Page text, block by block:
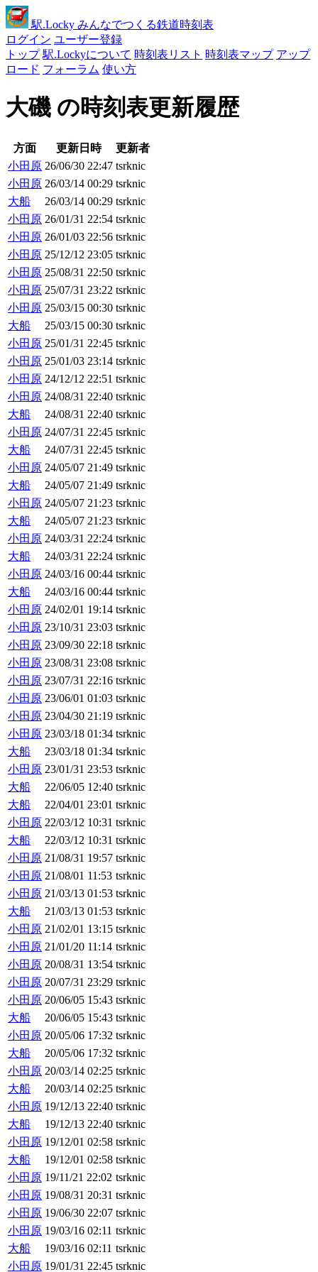
駅.Locky みんなでつくる鉄道時刻表
ログイン ユーザー登録
トップ 駅.Lockyについて 時刻表リスト 時刻表マップ アップ
ロード フォーラム 使い方
大磯 の時刻表更新履歴
方面 更新日時
更新者
小田原 26/06/30 22:47 tsrknic
小田原 26/03/14 00:29 tsrknic
大船
26/03/14 00:29 tsrknic
小田原 26/01/31 22:54 tsrknic
小田原 26/01/03 22:56 tsrknic
小田原 25/12/12 23:05 tsrknic
小田原 25/08/31 22:50 tsrknic
小田原 25/07/31 23:22 tsrknic
小田原 25/03/15 00:30 tsrknic
大船
25/03/15 00:30 tsrknic
小田原 25/01/31 22:45 tsrknic
小田原 25/01/03 23:14 tsrknic
小田原 24/12/12 22:51 tsrknic
小田原 24/08/31 22:40 tsrknic
大船
24/08/31 22:40 tsrknic
小田原 24/07/31 22:45 tsrknic
大船
24/07/31 22:45 tsrknic
小田原 24/05/07 21:49 tsrknic
大船
24/05/07 21:49 tsrknic
小田原 24/05/07 21:23 tsrknic
大船
24/05/07 21:23 tsrknic
小田原 24/03/31 22:24 tsrknic
大船
24/03/31 22:24 tsrknic
小田原 24/03/16 00:44 tsrknic
大船
24/03/16 00:44 tsrknic
小田原 24/02/01 19:14 tsrknic
小田原 23/10/31 23:03 tsrknic
小田原 23/09/30 22:18 tsrknic
小田原 23/08/31 23:08 tsrknic
小田原 23/07/31 22:16 tsrknic
小田原 23/06/01 01:03 tsrknic
小田原 23/04/30 21:19 tsrknic
小田原 23/03/18 01:34 tsrknic
大船
23/03/18 01:34 tsrknic
小田原 23/01/31 23:53 tsrknic
大船
22/06/05 12:40 tsrknic
大船
22/04/01 23:01 tsrknic
小田原 22/03/12 10:31 tsrknic
大船
22/03/12 10:31 tsrknic
小田原 21/08/31 19:57 tsrknic
小田原 21/08/01 11:53 tsrknic
小田原 21/03/13 01:53 tsrknic
大船
21/03/13 01:53 tsrknic
小田原 21/02/01 13:15 tsrknic
小田原 21/01/20 11:14 tsrknic
小田原 20/08/31 13:54 tsrknic
小田原 20/07/31 23:29 tsrknic
小田原 20/06/05 15:43 tsrknic
大船
20/06/05 15:43 tsrknic
小田原 20/05/06 17:32 tsrknic
大船
20/05/06 17:32 tsrknic
小田原 20/03/14 02:25 tsrknic
大船
20/03/14 02:25 tsrknic
小田原 19/12/13 22:40 tsrknic
大船
19/12/13 22:40 tsrknic
小田原 19/12/01 02:58 tsrknic
大船
19/12/01 02:58 tsrknic
小田原 19/11/21 22:02 tsrknic
小田原 19/08/31 20:31 tsrknic
小田原 19/06/30 22:07 tsrknic
小田原 19/03/16 02:11 tsrknic
大船
19/03/16 02:11 tsrknic
小田原 19/01/31 22:45 tsrknic